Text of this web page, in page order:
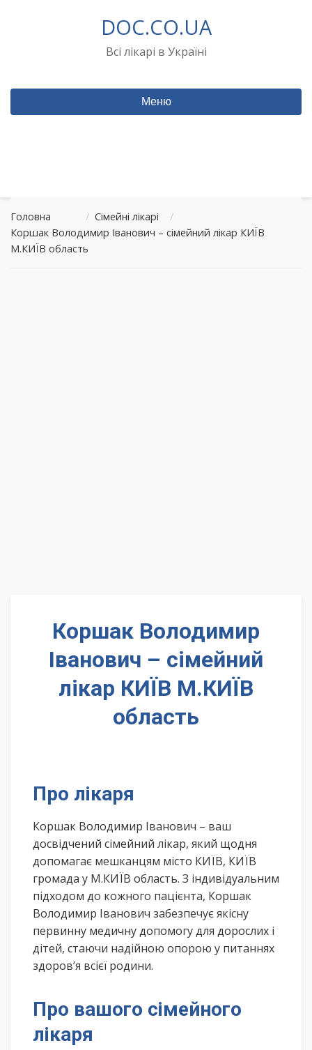
DOC.CO.UA
Всі лікарі в Україні
Меню
Головна / Сімейні лікарі
/
Коршак Володимир Іванович – сімейний лікар КИЇВ
М.КИЇВ область
Коршак Володимир
Іванович – сімейний
лікар КИЇВ М.КИЇВ
область
Про лікаря
Коршак Володимир Іванович – ваш
досвідчений сімейний лікар, який щодня
допомагає мешканцям місто КИЇВ, КИЇВ
громада у М.КИЇВ область. З індивідуальним
підходом до кожного пацієнта, Коршак
Володимир Іванович забезпечує якісну
первинну медичну допомогу для дорослих і
дітей, стаючи надійною опорою у питаннях
здоров’я всієї родини.
Про вашого сімейного
лікаря